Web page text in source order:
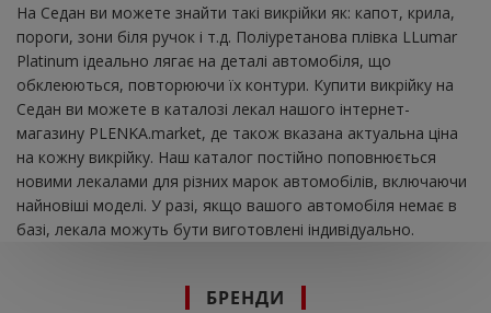
На Седан ви можете знайти такі викрійки як: капот, крила,
пороги, зони біля ручок і т.д. Поліуретанова плівка LLumar
Platinum ідеально лягає на деталі автомобіля, що
обклеюються, повторюючи їх контури. Купити викрійку на
Седан ви можете в каталозі лекал нашого інтернет-
магазину PLENKA.market, де також вказана актуальна ціна
на кожну викрійку. Наш каталог постійно поповнюється
новими лекалами для різних марок автомобілів, включаючи
найновіші моделі. У разі, якщо вашого автомобіля немає в
базі, лекала можуть бути виготовлені індивідуально.
БРЕНДИ